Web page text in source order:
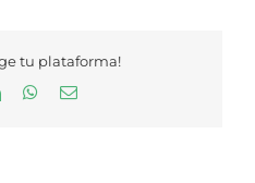
tu plataforma!
LinkedInWhatsApp
Correo